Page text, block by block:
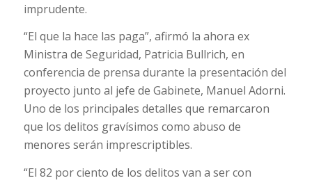
imprudente.
“El que la hace las paga”, afirmó la ahora ex
Ministra de Seguridad, Patricia Bullrich, en
conferencia de prensa durante la presentación del
proyecto junto al jefe de Gabinete, Manuel Adorni.
Uno de los principales detalles que remarcaron
que los delitos gravísimos como abuso de
menores serán imprescriptibles.
“El 82 por ciento de los delitos van a ser con